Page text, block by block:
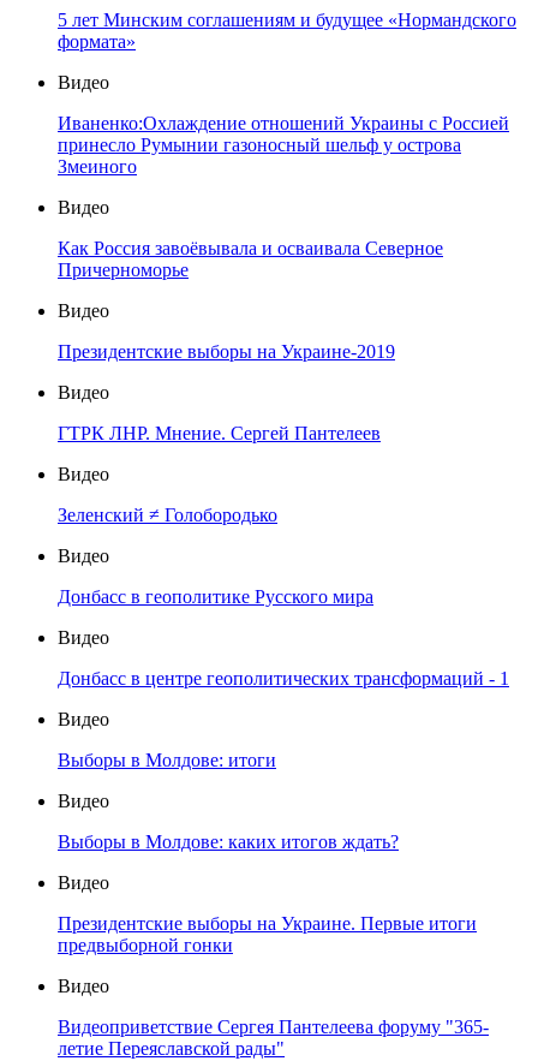
5 лет Минским соглашениям и будущее «Нормандского
формата»
Видео
Иваненко:Охлаждение отношений Украины с Россией
принесло Румынии газоносный шельф у острова
Змеиного
Видео
Как Россия завоёвывала и осваивала Северное
Причерноморье
Видео
Президентские выборы на Украине-2019
Видео
ГТРК ЛНР. Мнение. Сергей Пантелеев
Видео
Зеленский ≠ Голобородько
Видео
Донбасс в геополитике Русского мира
Видео
Донбасс в центре геополитических трансформаций - 1
Видео
Выборы в Молдове: итоги
Видео
Выборы в Молдове: каких итогов ждать?
Видео
Президентские выборы на Украине. Первые итоги
предвыборной гонки
Видео
Видеоприветствие Сергея Пантелеева форуму "365-
летие Переяславской рады"